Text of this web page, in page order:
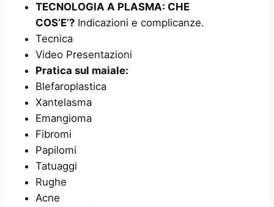
TECNOLOGIA A PLASMA: CHE
COS’E’? Indicazioni e complicanze.
Tecnica
Video Presentazioni
Pratica sul maiale:
Blefaroplastica
Xantelasma
Emangioma
Fibromi
Papilomi
Tatuaggi
Rughe
Acne